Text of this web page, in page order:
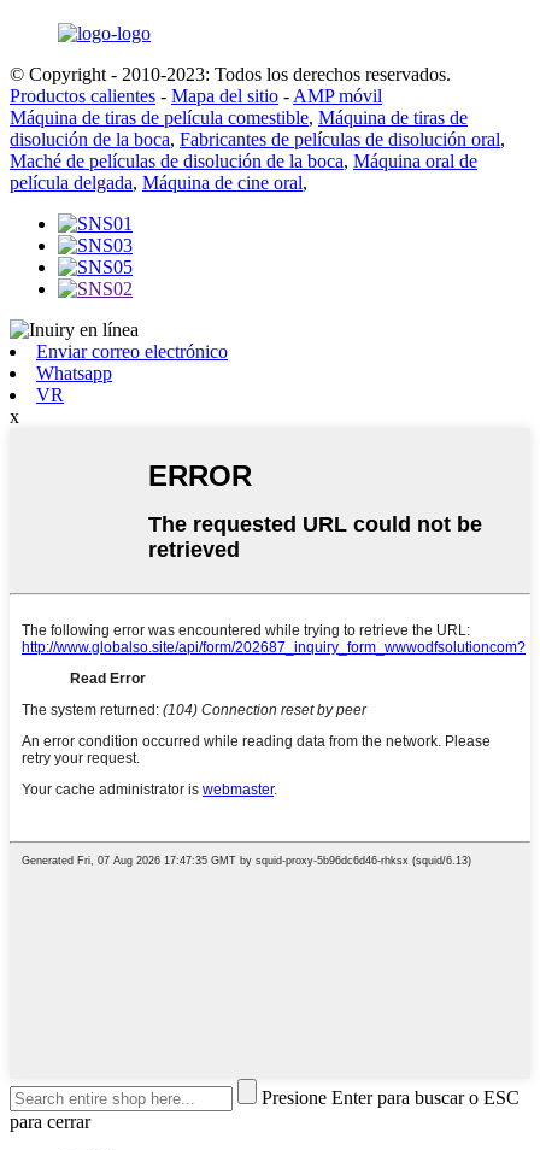
© Copyright - 2010-2023: Todos los derechos reservados.
Productos calientes - Mapa del sitio - AMP móvil
Máquina de tiras de película comestible, Máquina de tiras de
disolución de la boca, Fabricantes de películas de disolución oral,
Maché de películas de disolución de la boca, Máquina oral de
película delgada, Máquina de cine oral,
Enviar correo electrónico
Whatsapp
VR
x
Presione Enter para buscar o ESC
para cerrar